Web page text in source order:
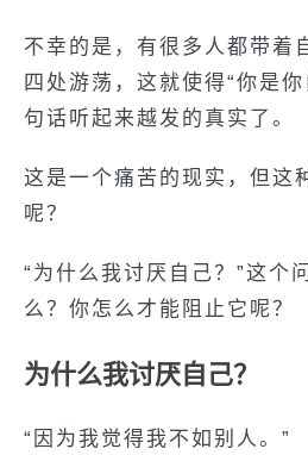
不幸的是，有很多人都带着
四处游荡，这就使得“你是
句话听起来越发的真实了。
这是一个痛苦的现实，但这
呢？
“为什么我讨厌自己？”这个
么？你怎么才能阻止它呢？
为什么我讨厌自己？
“因为我觉得我不如别人。”